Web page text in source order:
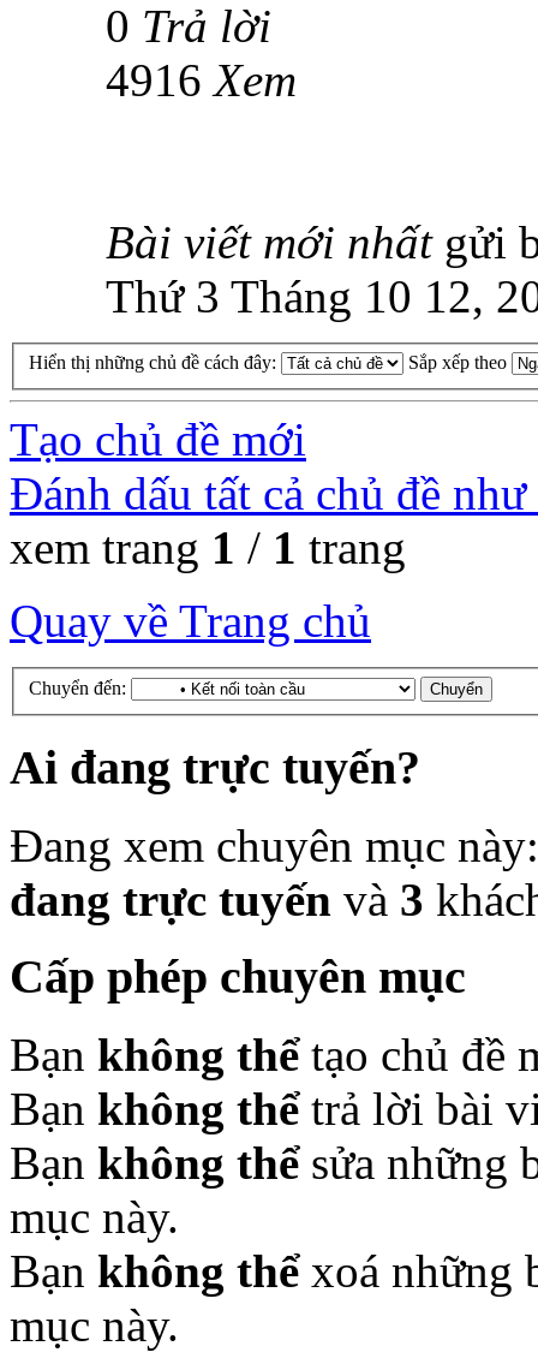
0 Trả lời
4916Xem
Bài viết mới nhất gửi
Thứ 3 Tháng 10 12,
Hiển thị những chủ đề cách đây: Sắp xếp theo
Tạo chủ đề mới
Đánh dấu tất cả chủ đề
xem trang 1 / 1 trang
Quay về Trang chủ
Chuyển đến:
Ai đang trực tuyến?
Đang xem chuyên mục
đang trực tuyến và 3
Cấp phép chuyên mục
Bạn không thểtạo chủ đề
Bạn không thểtrả lời bài
Bạn không thểsửa những
mục này.
Bạn không thểxoá những
mục này.